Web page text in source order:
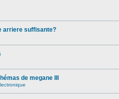
arriere suffisante?
de megane III